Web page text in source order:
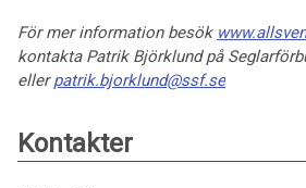
För mer information besök
kontakta Patrik Björklund på
ellerpatrik.bjorklund@ssf.se
Kontakter